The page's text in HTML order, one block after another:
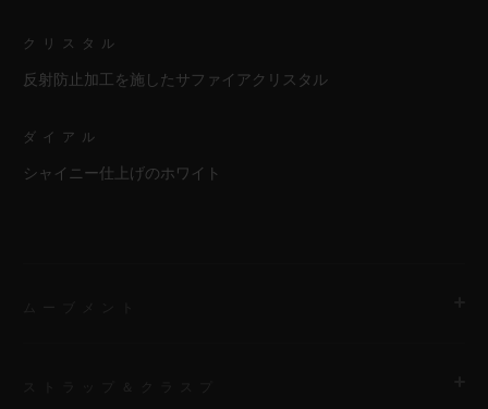
クリスタル
反射防止加工を施したサファイアクリスタル
ダイアル
シャイニー仕上げのホワイト